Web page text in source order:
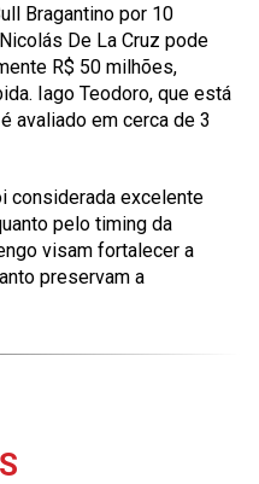
Bragantino por 10
De La Cruz pode
R$ 50 milhões,
Iago Teodoro, que está
avaliado em cerca de 3
considerada excelente
pelo timing da
visam fortalecer a
preservam a